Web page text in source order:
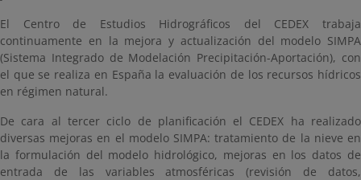
El Centro de Estudios Hidrográficos del CEDEX trabaja
continuamente en la mejora y actualización del modelo SIMPA
(Sistema Integrado de Modelación Precipitación-Aportación), con
el que se realiza en España la evaluación de los recursos hídricos
en régimen natural.
De cara al tercer ciclo de planificación el CEDEX ha realizado
diversas mejoras en el modelo SIMPA: tratamiento de la nieve en
la formulación del modelo hidrológico, mejoras en los datos de
entrada de las variables atmosféricas (revisión de datos,